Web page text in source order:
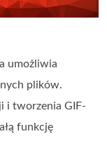
umożliwia
plików.
i tworzenia GIF-
funkcję